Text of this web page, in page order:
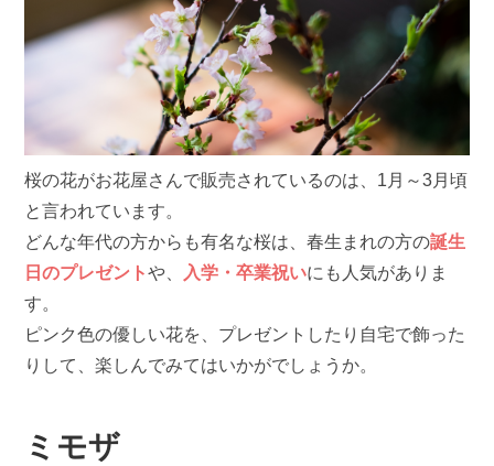
桜の花がお花屋さんで販売されているのは、1月～3月頃
と言われています。
どんな年代の方からも有名な桜は、春生まれの方の誕生
日のプレゼントや、 入学・卒業祝いにも人気がありま
す。
ピンク色の優しい花を、プレゼントしたり自宅で飾った
りして、楽しんでみてはいかがでしょうか。
ミモザ